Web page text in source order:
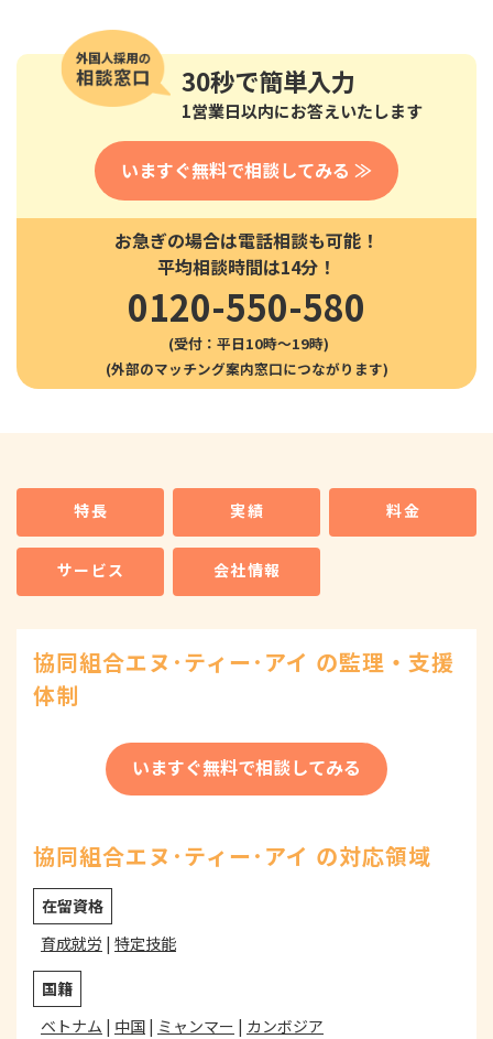
30秒で簡単入力
1営業日以内にお答えいたします
いますぐ無料で相談してみる ≫
お急ぎの場合は電話相談も可能！
平均相談時間は14分！
0120-550-580
(受付：平日10時〜19時)
特長 実績 料金
サービス 会社情報
協同組合エヌ･ティー･アイ の監理・支援
体制
いますぐ無料で相談してみる
協同組合エヌ･ティー･アイ の対応領域
在留資格
育成就労 | 特定技能
国籍
ベトナム | 中国 | ミャンマー | カンボジア